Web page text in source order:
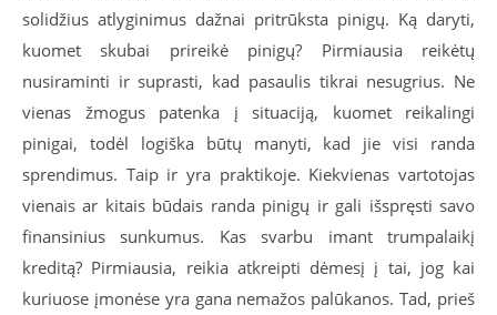
solidžius atlyginimus dažnai pritrūksta pinigų. Ką daryti,
kuomet skubai prireikė pinigų? Pirmiausia reikėtų
nusiraminti ir suprasti, kad pasaulis tikrai nesugrius. Ne
vienas žmogus patenka į situaciją, kuomet reikalingi
pinigai, todėl logiška būtų manyti, kad jie visi randa
sprendimus. Taip ir yra praktikoje. Kiekvienas vartotojas
vienais ar kitais būdais randa pinigų ir gali išspręsti savo
finansinius sunkumus. Kas svarbu imant trumpalaikį
kreditą? Pirmiausia, reikia atkreipti dėmesį į tai, jog kai
kuriuose įmonėse yra gana nemažos palūkanos. Tad, prieš